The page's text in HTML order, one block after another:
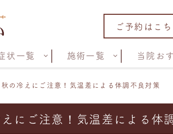
ご予約はこ
状一覧 施術一覧 当院お
秋の冷えにご注意！気温差による体調不良対策
にご注意！気温差による体